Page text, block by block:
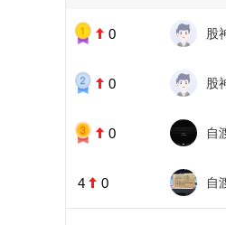
0 股
0 股
0 自
4 0 自